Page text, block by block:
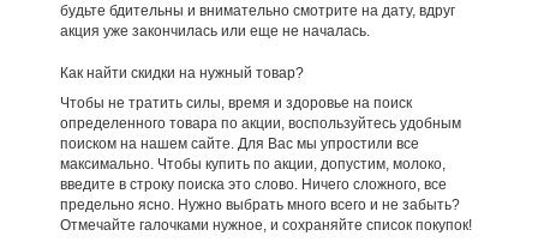
будьте бдительны и внимательно смотрите на дату, вдруг
акция уже закончилась или еще не началась.
Как найти скидки на нужный товар?
Чтобы не тратить силы, время и здоровье на поиск
определенного товара по акции, воспользуйтесь удобным
поиском на нашем сайте. Для Вас мы упростили все
максимально. Чтобы купить по акции, допустим, молоко,
введите в строку поиска это слово. Ничего сложного, все
предельно ясно. Нужно выбрать много всего и не забыть?
Отмечайте галочками нужное, и сохраняйте список покупок!